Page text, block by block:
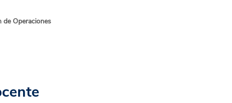
de Operaciones